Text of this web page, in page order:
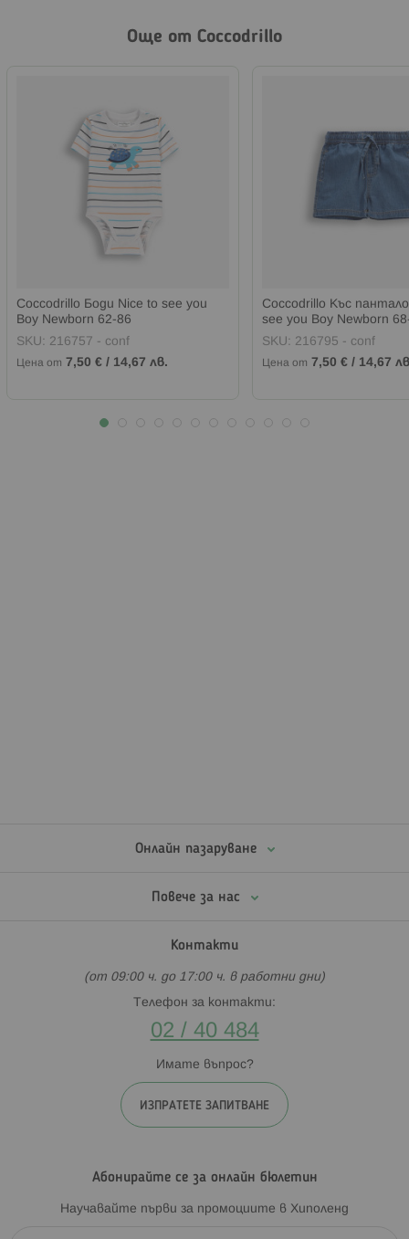
Още от Coccodrillo
Coccodrillo Боди Nice to see you
Boy Newborn 62-86
SKU: 216757 - conf
Цена от 7,50 € / 14,67 лв.
Coccodrillo Къс
see you Boy Newborn
SKU: 216795 - conf
Цена от 7,50 € / 14,67
Онлайн пазаруване
Повече за нас
Контакти
(от 09:00 ч. до 17:00 ч. в работни дни)
Телефон за контакти:
02 / 40 484
Имате въпрос?
ИЗПРАТЕТЕ ЗАПИТВАНЕ
Абонирайте се за онлайн бюлетин
Научавайте първи за промоциите в Хиполенд